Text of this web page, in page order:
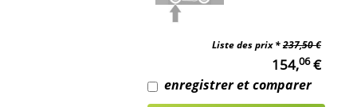
Liste des prix *237,50 €
154,06€
enregistrer et comparer